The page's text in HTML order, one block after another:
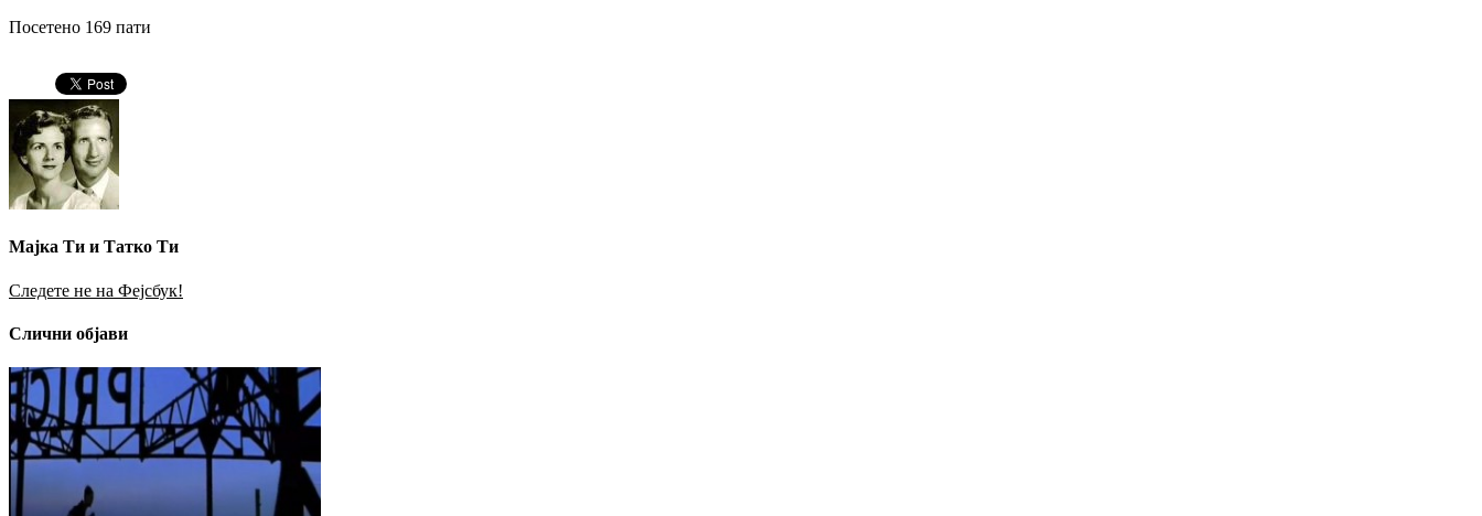
Посетено 169 пати
Мајка Ти и Татко Ти
Следете не на Фејсбук!
Слични објави